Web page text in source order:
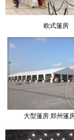
欧式篷房
大型篷房 郑州篷